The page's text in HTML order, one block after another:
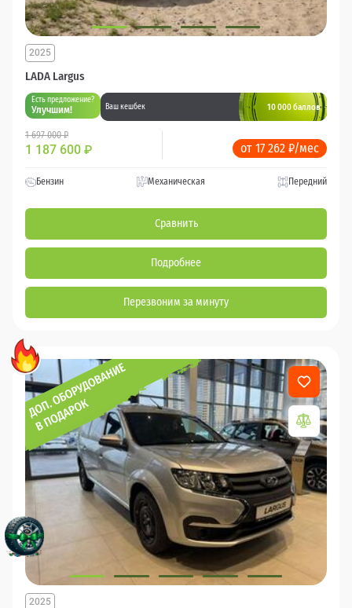
LADA Largus
2025
Есть предложение?
Улучшим! Ваш кешбек 10 000 баллов
1 697 000 ₽
1 187 600 ₽ от 17 262 ₽/мес
Бензин Механическая Передний
Сравнить
Подробнее
Перезвоним за минуту
2025